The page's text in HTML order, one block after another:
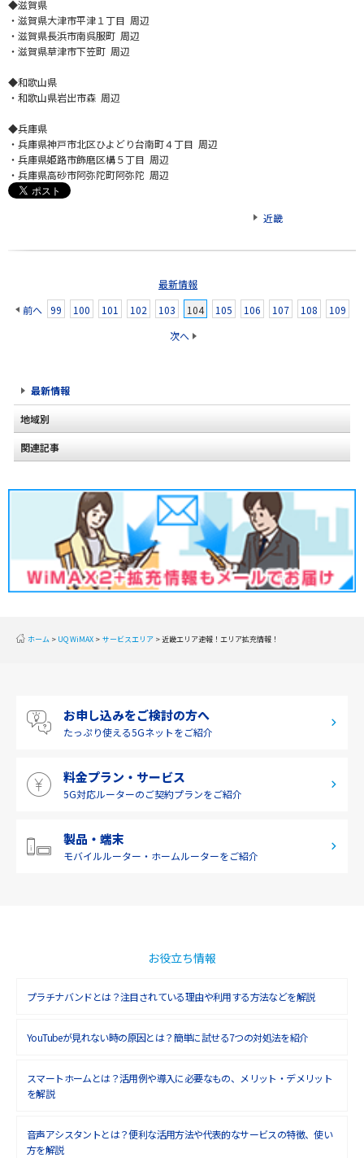
◆滋賀県
・滋賀県大津市平津１丁目 周辺
・滋賀県長浜市南呉服町 周辺
・滋賀県草津市下笠町 周辺
◆和歌山県
・和歌山県岩出市森 周辺
◆兵庫県
・兵庫県神戸市北区ひよどり台南町４丁目 周辺
・兵庫県姫路市飾磨区構５丁目 周辺
・兵庫県高砂市阿弥陀町阿弥陀 周辺
近畿
最新情報
前へ
99 100 101 102 103 104 105 106 107 108
109
次へ
最新情報
地域別
北海道
甲信越
北陸
九州・沖縄
関連記事
ホーム UQ WiMAX サービスエリア 近畿エリア速報！エリア拡充情報！
お申し込みをご検討の方へ
たっぷり使える5Gネットをご紹介
料金プラン・サービス
5G対応ルーターのご契約プランをご紹介
製品・端末
モバイルルーター・ ホームルーターをご紹介
お役立ち情報
プラチナバンドとは？注目されている理由や利用する方法などを解説
YouTubeが見れない時の原因とは？簡単に試せる7つの対処法を紹介
スマートホームとは？活用例や導入に必要なもの、メリット・デメリット
を解説
音声アシスタントとは？便利な活用方法や代表的なサービスの特徴、使い
方を解説